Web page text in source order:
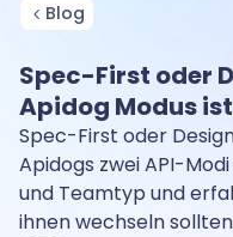
Blog
Spec-First oder
Apidog Modus
Spec-First oder
Apidogs zwei API-
und Teamtyp und
ihnen wechseln